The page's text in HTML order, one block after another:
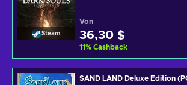
Steam
Von
36,30 $
11% Cashback
SAND LAND Deluxe Edition